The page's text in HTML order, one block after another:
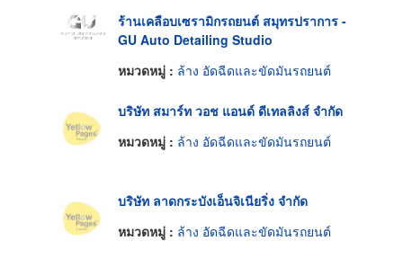
ร้านเคลือบเซรามิกรถยนต์ สมุทรปราการ -
GU Auto Detailing Studio
หมวดหมู่ : ล้าง อัดฉีดและขัดมันรถยนต์
บริษัท สมาร์ท วอช แอนด์ ดีเทลลิงส์ จำกัด
หมวดหมู่ : ล้าง อัดฉีดและขัดมันรถยนต์
บริษัท ลาดกระบังเอ็นจิเนียริ่ง จำกัด
หมวดหมู่ : ล้าง อัดฉีดและขัดมันรถยนต์